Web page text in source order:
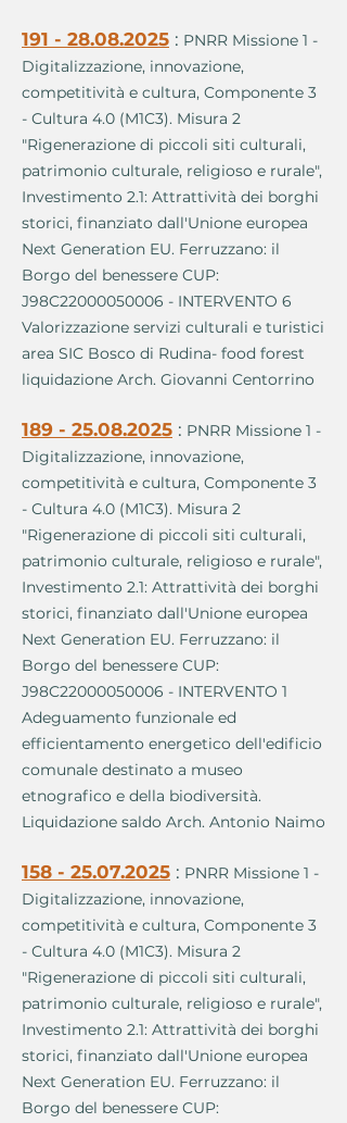
191 - 28.08.2025 : PNRR Missione 1 -
Digitalizzazione, innovazione,
competitività e cultura, Componente 3
- Cultura 4.0 (M1C3). Misura 2
"Rigenerazione di piccoli siti culturali,
patrimonio culturale, religioso e rurale",
Investimento 2.1: Attrattività dei borghi
storici, finanziato dall'Unione europea
Next Generation EU. Ferruzzano: il
Borgo del benessere CUP:
J98C22000050006 - INTERVENTO 6
Valorizzazione servizi culturali e turistici
area SIC Bosco di Rudina- food forest
liquidazione Arch. Giovanni Centorrino
189 - 25.08.2025 : PNRR Missione 1 -
Digitalizzazione, innovazione,
competitività e cultura, Componente 3
- Cultura 4.0 (M1C3). Misura 2
"Rigenerazione di piccoli siti culturali,
patrimonio culturale, religioso e rurale",
Investimento 2.1: Attrattività dei borghi
storici, finanziato dall'Unione europea
Next Generation EU. Ferruzzano: il
Borgo del benessere CUP:
J98C22000050006 - INTERVENTO 1
Adeguamento funzionale ed
efficientamento energetico dell'edificio
comunale destinato a museo
etnografico e della biodiversità.
Liquidazione saldo Arch. Antonio Naimo
158 - 25.07.2025 : PNRR Missione 1 -
Digitalizzazione, innovazione,
competitività e cultura, Componente 3
- Cultura 4.0 (M1C3). Misura 2
"Rigenerazione di piccoli siti culturali,
patrimonio culturale, religioso e rurale",
Investimento 2.1: Attrattività dei borghi
storici, finanziato dall'Unione europea
Next Generation EU. Ferruzzano: il
Borgo del benessere CUP: